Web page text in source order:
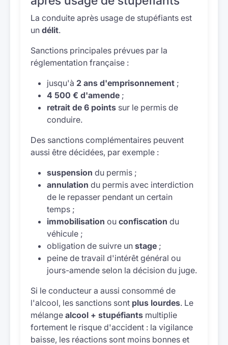
La conduite après usage de stupéfiants est
un délit.
Sanctions principales prévues par la
réglementation française :
jusqu'à 2 ans d'emprisonnement ;
4 500 € d'amende ;
retrait de 6 points sur le permis de
conduire.
Des sanctions complémentaires peuvent
aussi être décidées, par exemple :
suspension du permis ;
annulation du permis avec interdiction
de le repasser pendant un certain
temps ;
immobilisation ou confiscation du
véhicule ;
obligation de suivre un stage ;
peine de travail d'intérêt général ou
jours-amende selon la décision du juge.
Si le conducteur a aussi consommé de
l'alcool, les sanctions sont plus lourdes. Le
mélange alcool + stupéfiants multiplie
fortement le risque d'accident : la vigilance
baisse, les réactions sont moins bonnes et